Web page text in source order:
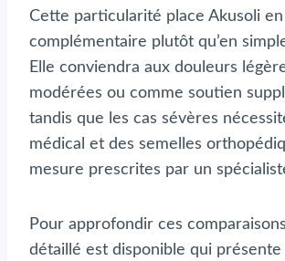
Cette particularité place Akusoli
complémentaire plutôt qu’en
Elle conviendra aux douleurs
modérées ou comme soutien
tandis que les cas sévères
médical et des semelles
mesure prescrites par un
Pour approfondir ces
détaillé est disponible qui présente